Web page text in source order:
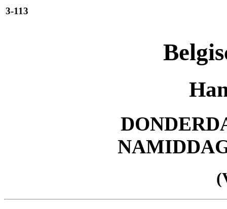
3-113